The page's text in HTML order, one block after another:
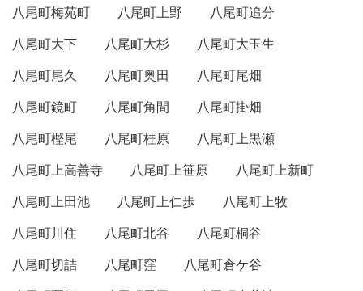
八尾町梅苑町
八尾町上野
八尾町追分
八尾町大下
八尾町大杉
八尾町大玉生
八尾町尾久
八尾町奥田
八尾町尾畑
八尾町鏡町
八尾町角間
八尾町掛畑
八尾町樫尾
八尾町桂原
八尾町上黒瀬
八尾町上高善寺
八尾町上笹原
八尾町上新町
八尾町上田池
八尾町上仁歩
八尾町上牧
八尾町川住
八尾町北谷
八尾町桐谷
八尾町切詰
八尾町窪
八尾町倉ケ谷